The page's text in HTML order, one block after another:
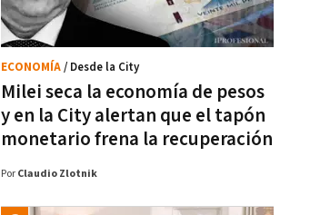
Milei seca la economía de pesos
y en la City alertan que el tapón
monetario frena la recuperación
ECONOMÍA/ Desde la City
Por Claudio Zlotnik